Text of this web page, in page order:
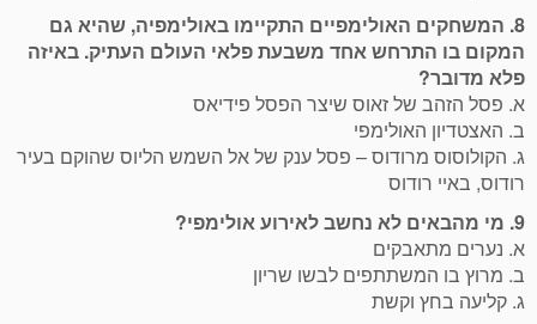
8. המשחקים האולימפיים התקיימו באולימפיה, שהיא גם
המקום בו התרחש אחד משבעת פלאי העולם העתיק. באיזה
פלא מדובר?
א. פסל הזהב של זאוס שיצר הפסל פידיאס
ב. האצטדיון האולימפי
ג. הקולוסוס מרודוס – פסל ענק של אל השמש הליוס שהוקם בעיר
רודוס, באיי רודוס
9. מי מהבאים לא נחשב לאירוע אולימפי?
א. נערים מתאבקים
ב. מרוץ בו המשתתפים לבשו שריון
ג. קליעה בחץ וקשת